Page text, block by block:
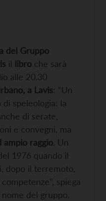
del Gruppo
il libro che sarà
alle 20.30
a Lavis: “Un
speleologia: la
di serate,
e convegni, ma
ampio raggio. Un
1976 quando il
dopo il terremoto,
spiega
nome del gruppo.